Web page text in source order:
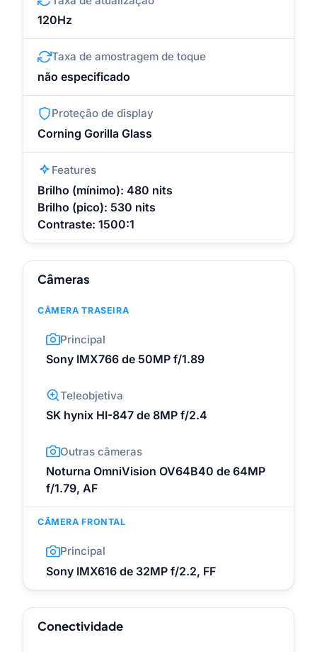
120Hz
Taxa de amostragem de toque
não especificado
Proteção de display
Corning Gorilla Glass
Features
Brilho (mínimo): 480 nits
Brilho (pico): 530 nits
Contraste: 1500:1
Câmeras
CÂMERA TRASEIRA
Principal
Sony IMX766 de 50MP f/1.89
Teleobjetiva
SK hynix HI-847 de 8MP f/2.4
Outras câmeras
Noturna OmniVision OV64B40 de 64MP
f/1.79, AF
CÂMERA FRONTAL
Principal
Sony IMX616 de 32MP f/2.2, FF
Conectividade